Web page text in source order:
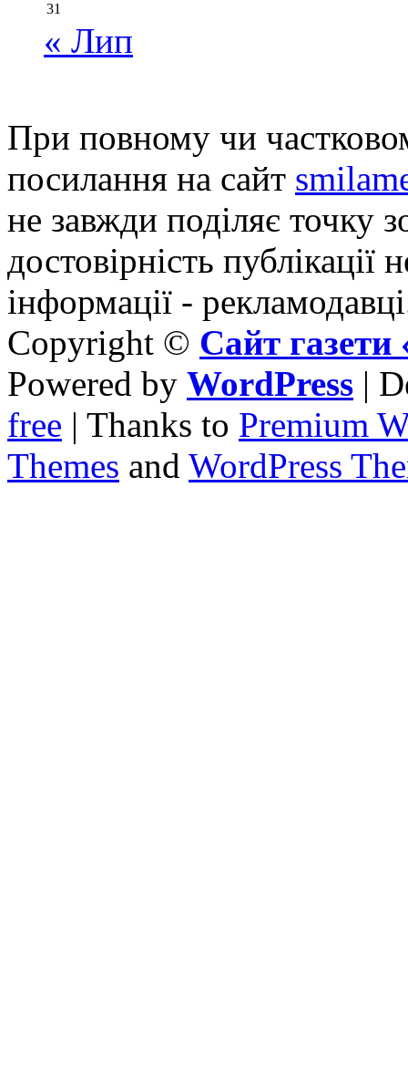
31
« Лип
При повному чи
посилання на сайт
не завжди поділяє точку
достовірність публікації
інформації -
Copyright © Сайт
Powered by WordPress |
free | Thanks to Premium
Themes and WordPress